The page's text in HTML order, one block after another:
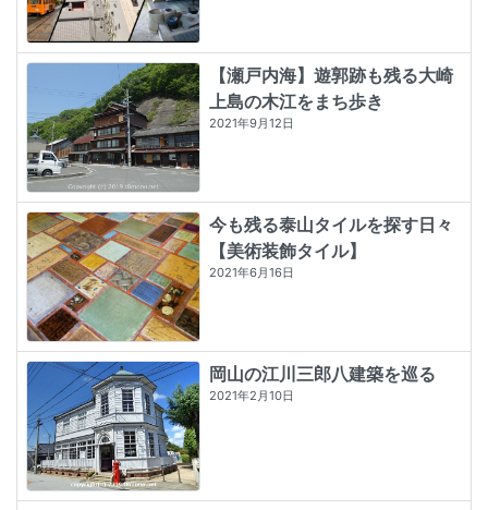
【瀬戸内海】遊郭跡も残る大崎
上島の木江をまち歩き
2021年9月12日
今も残る泰山タイルを探す日々
【美術装飾タイル】
2021年6月16日
岡山の江川三郎八建築を巡る
2021年2月10日